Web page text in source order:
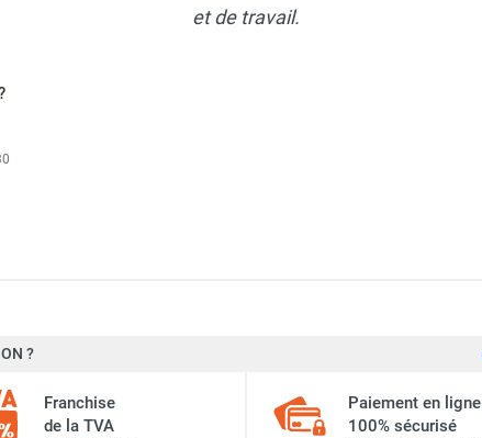
et de travail.
1210000151
?
Franchise
de la TVA
Paiement en ligne
100% sécurisé